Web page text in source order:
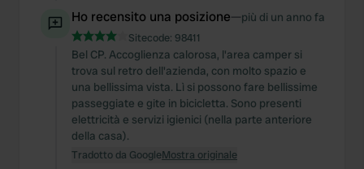
Ho recensito una posizione—più di un anno fa
Sitecode: 98411
Bel CP. Accoglienza calorosa, l'area camper si
trova sul retro dell'azienda, con molto spazio e
una bellissima vista. Lì si possono fare bellissime
passeggiate e gite in bicicletta. Sono presenti
elettricità e servizi igienici (nella parte anteriore
della casa).
Tradotto da GoogleMostra originale